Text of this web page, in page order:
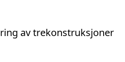
av trekonstruksjoner